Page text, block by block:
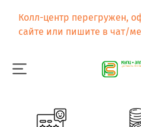
Колл-центр перегружен,
сайте или пишите в чат/